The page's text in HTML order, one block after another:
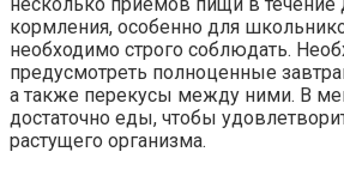
несколько приемов пищи в
кормления, особенно для
необходимо строго соблюдать.
предусмотреть полноценные
а также перекусы между ними. В
достаточно еды, чтобы
растущего организма.